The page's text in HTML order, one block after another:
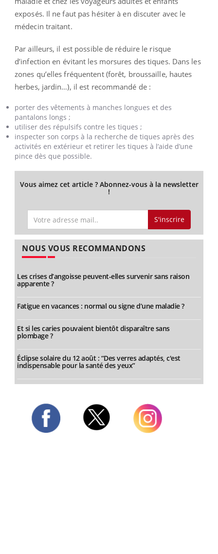
exposés. Il ne faut pas hésiter à en discuter avec le
médecin traitant.
Par ailleurs, il est possible de réduire le risque
d’infection en évitant les morsures des tiques. Dans les
zones qu’elles fréquentent (forêt, broussaille, hautes
herbes, jardin…), il est recommandé de :
porter des vêtements à manches longues et des
pantalons longs ;
utiliser des répulsifs contre les tiques ;
inspecter son corps à la recherche de tiques après des
activités en extérieur et retirer les tiques à l’aide d’une
pince dès que possible.
Vous aimez cet article ? Abonnez-vous à la newsletter
!
S'inscrire
NOUS VOUS RECOMMANDONS
Les crises d’angoisse peuvent-elles survenir sans raison
apparente ?
Fatigue en vacances : normal ou signe d’une maladie ?
Et si les caries pouvaient bientôt disparaître sans
plombage ?
Éclipse solaire du 12 août : “Des verres adaptés, c'est
indispensable pour la santé des yeux”